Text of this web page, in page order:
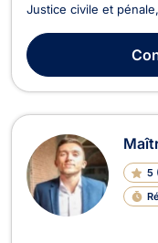
Justice civile et
justiciables devant
Belgique. Vous faites
5